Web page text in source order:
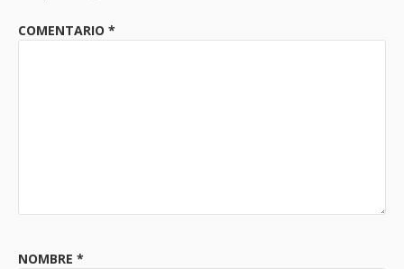
COMENTARIO *
NOMBRE *